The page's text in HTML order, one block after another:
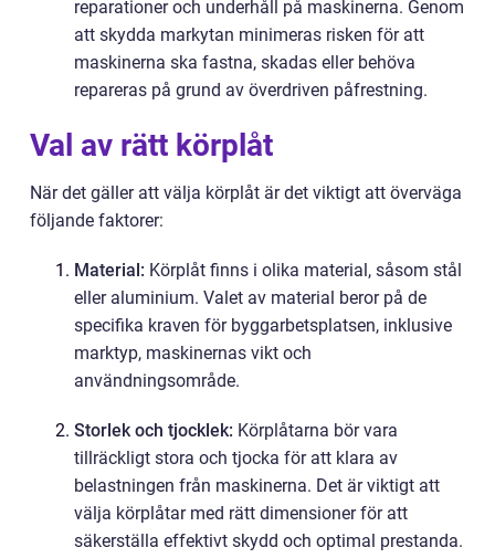
reparationer och underhåll på maskinerna. Genom
att skydda markytan minimeras risken för att
maskinerna ska fastna, skadas eller behöva
repareras på grund av överdriven påfrestning.
Val av rätt körplåt
När det gäller att välja körplåt är det viktigt att överväga
följande faktorer:
Material: Körplåt finns i olika material, såsom stål
eller aluminium. Valet av material beror på de
specifika kraven för byggarbetsplatsen, inklusive
marktyp, maskinernas vikt och
användningsområde.
Storlek och tjocklek: Körplåtarna bör vara
tillräckligt stora och tjocka för att klara av
belastningen från maskinerna. Det är viktigt att
välja körplåtar med rätt dimensioner för att
säkerställa effektivt skydd och optimal prestanda.